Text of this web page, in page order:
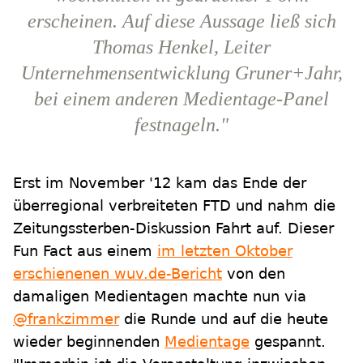
erscheinen. Auf diese Aussage ließ sich
Thomas Henkel, Leiter
Unternehmensentwicklung Gruner+Jahr,
bei einem anderen Medientage-Panel
festnageln."
Erst im November '12 kam das Ende der
überregional verbreiteten FTD und nahm die
Zeitungssterben-Diskussion Fahrt auf. Dieser
Fun Fact aus einem im letzten Oktober
erschienenen wuv.de-Bericht von den
damaligen Medientagen machte nun via
@frankzimmerdie Runde und auf die heute
wieder beginnenden Medientage gespannt.